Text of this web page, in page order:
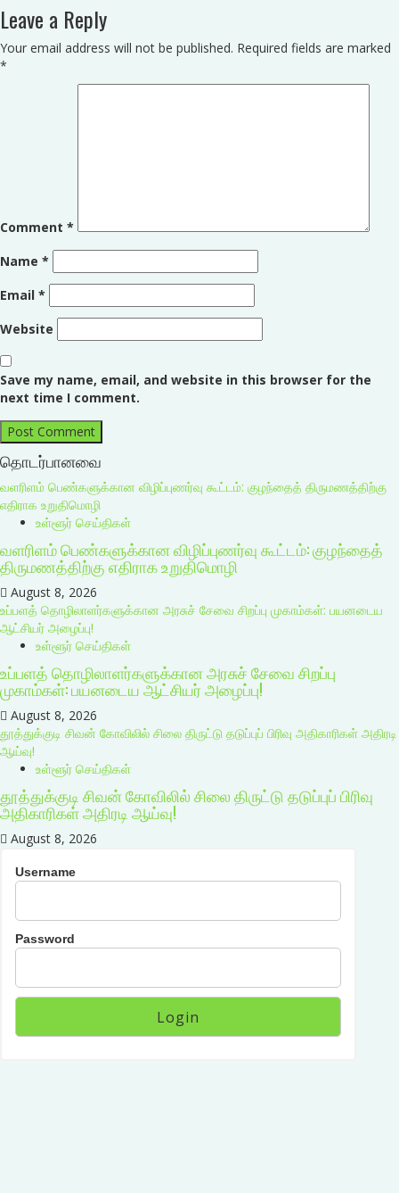
Leave a Reply
Your email address will not be published. Required fields are marked
*
Comment *
Name *
Email *
Website
Save my name, email, and website in this browser for the
next time I comment.
தொடர்பானவை
வளரிளம் பெண்களுக்கான விழிப்புணர்வு கூட்டம்: குழந்தைத் திருமணத்திற்கு
எதிராக உறுதிமொழி
உள்ளூர் செய்திகள்
வளரிளம் பெண்களுக்கான விழிப்புணர்வு கூட்டம்: குழந்தைத்
திருமணத்திற்கு எதிராக உறுதிமொழி
August 8, 2026
உப்பளத் தொழிலாளர்களுக்கான அரசுச் சேவை சிறப்பு முகாம்கள்: பயனடைய
ஆட்சியர் அழைப்பு!
உள்ளூர் செய்திகள்
உப்பளத் தொழிலாளர்களுக்கான அரசுச் சேவை சிறப்பு
முகாம்கள்: பயனடைய ஆட்சியர் அழைப்பு!
August 8, 2026
தூத்துக்குடி சிவன் கோவிலில் சிலை திருட்டு தடுப்புப் பிரிவு அதிகாரிகள் அதிரடி
ஆய்வு!
உள்ளூர் செய்திகள்
தூத்துக்குடி சிவன் கோவிலில் சிலை திருட்டு தடுப்புப் பிரிவு
அதிகாரிகள் அதிரடி ஆய்வு!
August 8, 2026
Username
Password